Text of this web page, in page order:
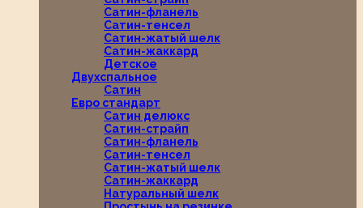
Сатин-фланель
Сатин-тенсел
Сатин-жатый шелк
Сатин-жаккард
Детское
Двухспальное
Сатин
Евро стандарт
Сатин делюкс
Сатин-страйп
Сатин-фланель
Сатин-тенсел
Сатин-жатый шелк
Сатин-жаккард
Натуральный шелк